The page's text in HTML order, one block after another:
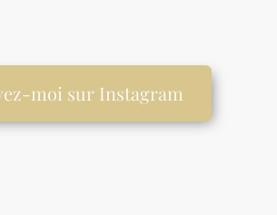
moi sur Instagram